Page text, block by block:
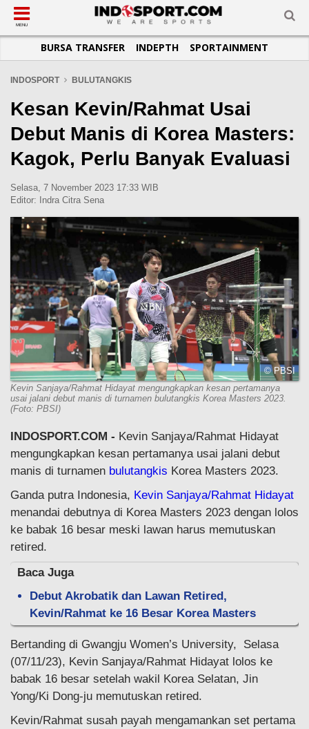
SUB-MENU
SEPAKBOLA
LIGA INGGRIS
LIGA ITALIA
LIGA SPANYOL
LIGA CHAMPIONS
LIGA PRANCIS
LIGA EUROPA
SUB-MENU
SPORTAINMENT
SUB-MENU
OTOMOTIF
OTOMANIA
SUB-MENU
BASKET
FUTSAL
OLIMPIK
E-SPORT
SUB-MENU
JADWAL
SUB-MENU
TOPIK HARI INI
INFOGRAFIS
GALERI FOTO
TEMPAT OLAHRAGA
PASUKAN SEHAT
MENU
BURSA TRANSFER INDEPTH SPORTAINMENT
INDOSPORT BULUTANGKIS
Kesan Kevin/Rahmat Usai
Debut Manis di Korea Masters:
Kagok, Perlu Banyak Evaluasi
Selasa, 7 November 2023 17:33 WIB
Editor:
Indra Citra Sena
© PBSI
Kevin Sanjaya/Rahmat Hidayat mengungkapkan kesan pertamanya
usai jalani debut manis di turnamen bulutangkis Korea Masters 2023.
(Foto: PBSI)
INDOSPORT.COM - Kevin Sanjaya/Rahmat Hidayat
mengungkapkan kesan pertamanya usai jalani debut
manis di turnamen bulutangkis Korea Masters 2023.
Ganda putra Indonesia, Kevin Sanjaya/Rahmat Hidayat
menandai debutnya di Korea Masters 2023 dengan lolos
ke babak 16 besar meski lawan harus memutuskan
retired.
Baca Juga
Debut Akrobatik dan Lawan Retired,
Kevin/Rahmat ke 16 Besar Korea Masters
Bertanding di Gwangju Women’s University, Selasa
(07/11/23), Kevin Sanjaya/Rahmat Hidayat lolos ke
babak 16 besar setelah wakil Korea Selatan, Jin
Yong/Ki Dong-ju memutuskan retired.
Kevin/Rahmat susah payah mengamankan set pertama